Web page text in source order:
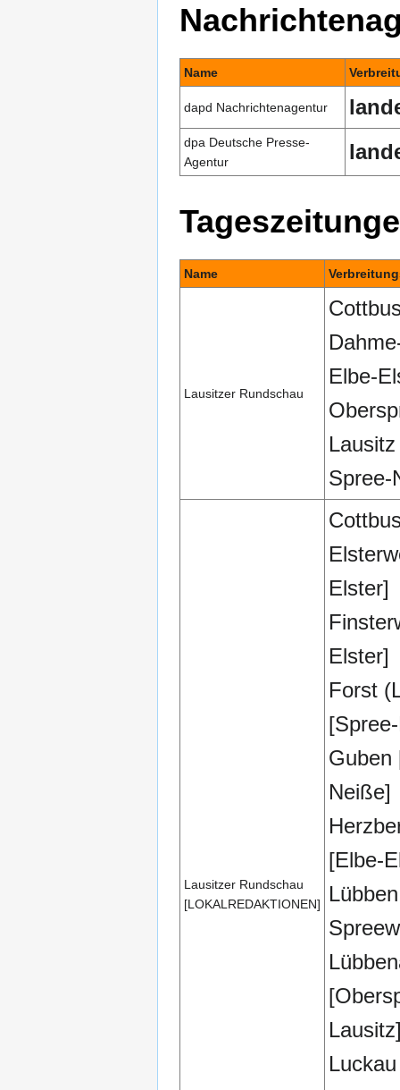
Name
dapd Nachrichtenagentur
dpa Deutsche Presse-
Agentur
Name
Lausitzer Rundschau
Elbe-
Lausitz
Spree-
Lausitzer Rundschau
[LOKALREDAKTIONEN]
Elster]
Elster]
Forst
Guben
Neiße]
[Elbe-